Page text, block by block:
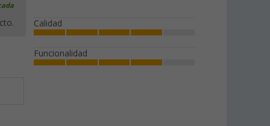
Calidad
Funcionalidad